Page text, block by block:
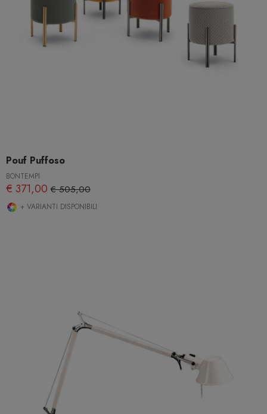
Pouf Puffoso
BONTEMPI
€ 371,00 € 505,00
+ VARIANTI DISPONIBILI